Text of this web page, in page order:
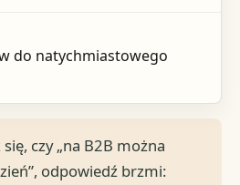
do natychmiastowego
czy „na B2B można
odpowiedź brzmi: